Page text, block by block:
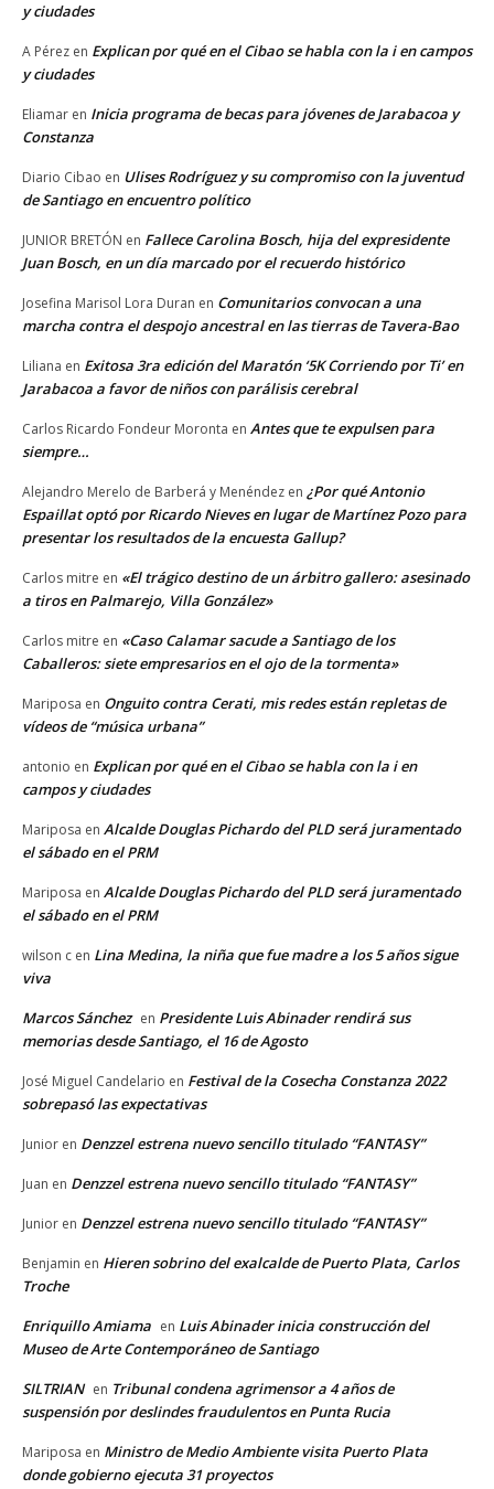
y ciudades
A Pérez en Explican por qué en el Cibao se habla con la i en campos
y ciudades
Eliamar en Inicia programa de becas para jóvenes de Jarabacoa y
Constanza
Diario Cibao en Ulises Rodríguez y su compromiso con la juventud
de Santiago en encuentro político
JUNIOR BRETÓN en Fallece Carolina Bosch, hija del expresidente
Juan Bosch, en un día marcado por el recuerdo histórico
Josefina Marisol Lora Duran en Comunitarios convocan a una
marcha contra el despojo ancestral en las tierras de Tavera-Bao
Liliana en Exitosa 3ra edición del Maratón ‘5K Corriendo por Ti’ en
Jarabacoa a favor de niños con parálisis cerebral
Carlos Ricardo Fondeur Moronta en Antes que te expulsen para
siempre…
Alejandro Merelo de Barberá y Menéndez en ¿Por qué Antonio
Espaillat optó por Ricardo Nieves en lugar de Martínez Pozo para
presentar los resultados de la encuesta Gallup?
Carlos mitre en «El trágico destino de un árbitro gallero: asesinado
a tiros en Palmarejo, Villa González»
Carlos mitre en «Caso Calamar sacude a Santiago de los
Caballeros: siete empresarios en el ojo de la tormenta»
Mariposa en Onguito contra Cerati, mis redes están repletas de
vídeos de “música urbana”
antonio en Explican por qué en el Cibao se habla con la i en
campos y ciudades
Mariposa en Alcalde Douglas Pichardo del PLD será juramentado
el sábado en el PRM
Mariposa en Alcalde Douglas Pichardo del PLD será juramentado
el sábado en el PRM
wilson c en Lina Medina, la niña que fue madre a los 5 años sigue
viva
Marcos Sánchez en Presidente Luis Abinader rendirá sus
memorias desde Santiago, el 16 de Agosto
José Miguel Candelario en Festival de la Cosecha Constanza 2022
sobrepasó las expectativas
Junior en Denzzel estrena nuevo sencillo titulado “FANTASY”
Juan en Denzzel estrena nuevo sencillo titulado “FANTASY”
Junior en Denzzel estrena nuevo sencillo titulado “FANTASY”
Benjamin en Hieren sobrino del exalcalde de Puerto Plata, Carlos
Troche
Enriquillo Amiama en Luis Abinader inicia construcción del
Museo de Arte Contemporáneo de Santiago
SILTRIAN en Tribunal condena agrimensor a 4 años de
suspensión por deslindes fraudulentos en Punta Rucia
Mariposa en Ministro de Medio Ambiente visita Puerto Plata
donde gobierno ejecuta 31 proyectos